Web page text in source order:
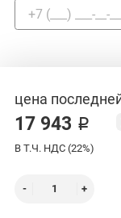
цена
17 943 ₽
В Т.Ч. НДС (22%)